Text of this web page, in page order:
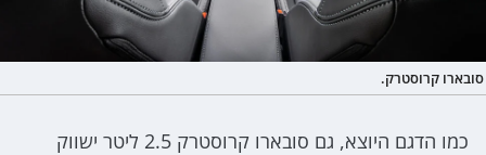
סובארו קרוסטרק.
כמו הדגם היוצא, גם סובארו קרוסטרק 2.5 ליטר ישווק